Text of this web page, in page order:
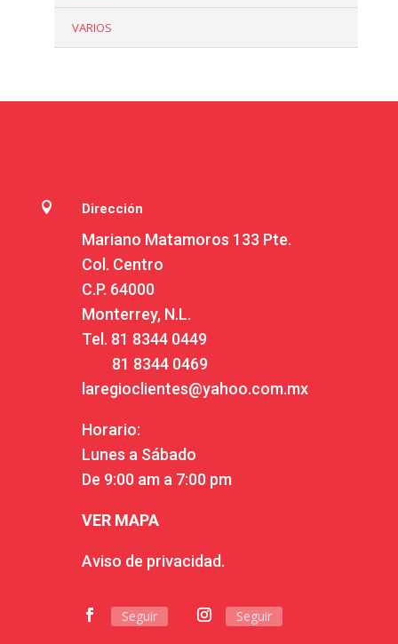
VARIOS
 Dirección
Mariano Matamoros 133 Pte.
Col. Centro
C.P. 64000
Monterrey, N.L.
Tel. 81 8344 0449
81 8344 0469
laregioclientes@yahoo.com.mx
Horario:
Lunes a Sábado
De 9:00 am a 7:00 pm
VER MAPA
Aviso de privacidad.
Seguir Seguir